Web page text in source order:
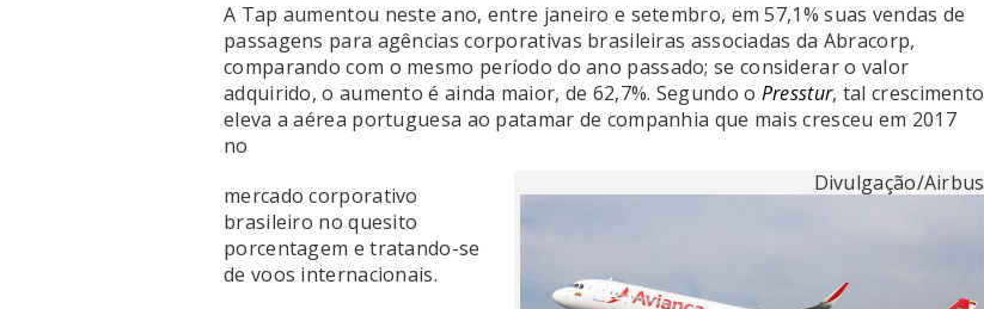
A Tap aumentou neste ano, entre janeiro e setembro, em 57,1% suas vendas de
passagens para agências corporativas brasileiras associadas da Abracorp,
comparando com o mesmo período do ano passado; se considerar o valor
adquirido, o aumento é ainda maior, de 62,7%. Segundo o Presstur, tal crescimento
eleva a aérea portuguesa ao patamar de companhia que mais cresceu em 2017
no
Divulgação/Airbus
mercado corporativo
brasileiro no quesito
porcentagem e tratando-se
de voos internacionais.